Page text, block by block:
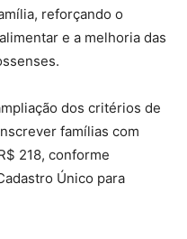
reforçando o
e a melhoria das
dos critérios de
famílias com
218, conforme
Único para